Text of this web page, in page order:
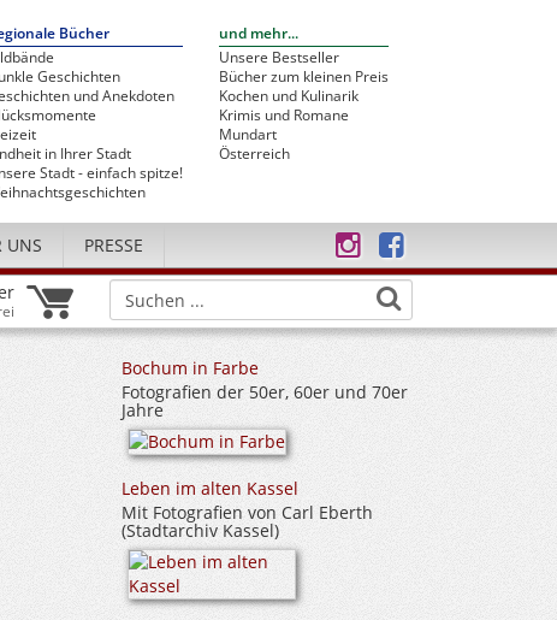
Bücher
Geschichten
und Anekdoten
in Ihrer Stadt
Stadt - einfach spitze!
und mehr...
Unsere Bestseller
Bücher zum kleinen Preis
Kochen und Kulinarik
Krimis und Romane
Mundart
Österreich
UNS PRESSE
Bochum in Farbe
Fotografien der 50er, 60er und 70er
Jahre
Leben im alten Kassel
Mit Fotografien von Carl Eberth
(Stadtarchiv Kassel)